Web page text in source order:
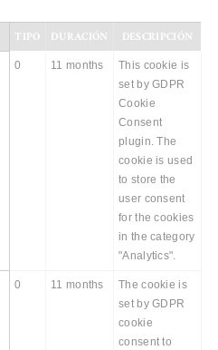
TIPO DURACIÓN DESCRIPCIÓN
0 11 months
This cookie is
set by GDPR
Cookie
Consent
plugin. The
cookie is used
to store the
user consent
for the cookies
in the category
"Analytics".
0 11 months
The cookie is
set by GDPR
cookie
consent to